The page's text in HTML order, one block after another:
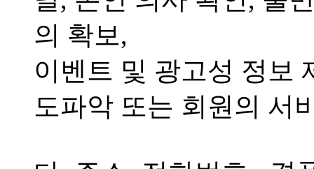
의 확보,
이벤트 및 광고성 정보
도파악 또는 회원의 서